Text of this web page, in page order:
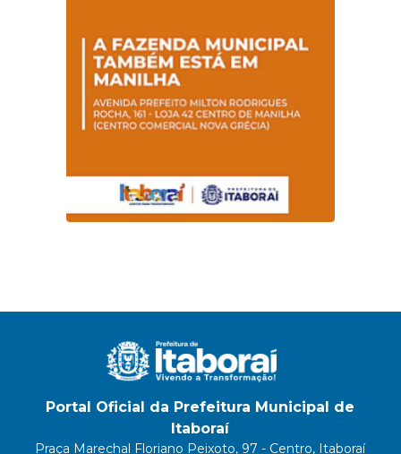
Portal Oficial da Prefeitura Municipal de
Itaboraí
Praça Marechal Floriano Peixoto, 97 - Centro, Itaboraí